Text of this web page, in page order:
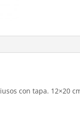
con tapa. 12×20